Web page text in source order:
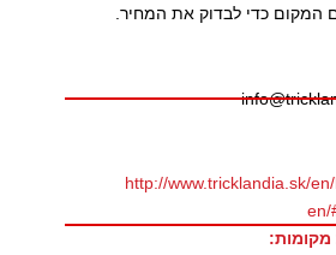
המקום כדי לבדוק את המחיר.
http://www.tricklandia.sk/
en/
מקומות: